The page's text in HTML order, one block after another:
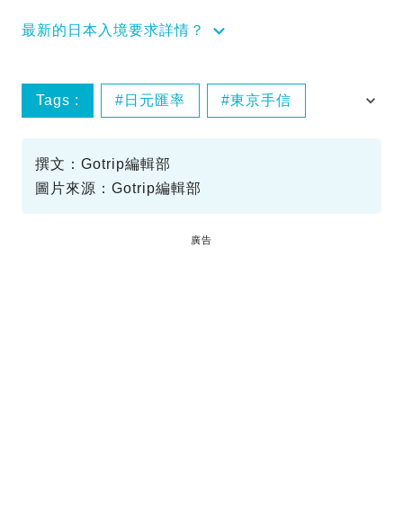
最新的日本入境要求詳情？
Tags : 日元匯率 東京手信
撰文：Gotrip編輯部
圖片來源：Gotrip編輯部
廣告